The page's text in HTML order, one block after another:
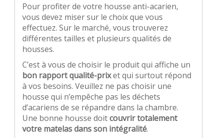
Pour profiter de votre housse anti-acarien,
vous devez miser sur le choix que vous
effectuez. Sur le marché, vous trouverez
différentes tailles et plusieurs qualités de
housses.
C’est à vous de choisir le produit qui affiche un
bon rapport qualité-prixet qui surtout répond
à vos besoins. Veuillez ne pas choisir une
housse qui n’empêche pas les déchets
d’acariens de se répandre dans la chambre.
Une bonne housse doitcouvrir totalement
votre matelas dans son intégralité.